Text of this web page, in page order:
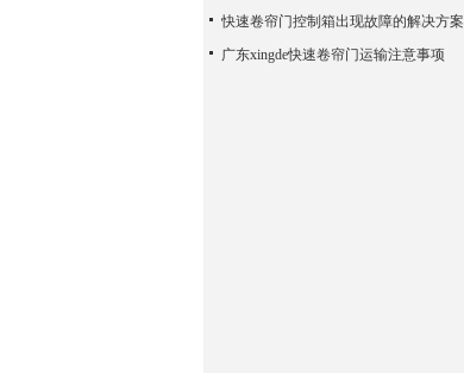
快速卷帘门控制箱出现故障的解决方案
广东xingde快速卷帘门运输注意事项